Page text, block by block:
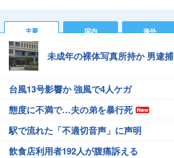
主要 国内 海外
未成年の裸体写真所持か 男逮捕
台風13号影響か 強風で4人ケガ
態度に不満で…夫の弟を暴行死
駅で流れた「不適切音声」に声明
飲食店利用者192人が腹痛訴える